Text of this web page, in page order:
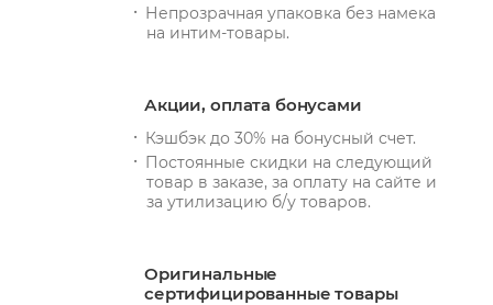
Непрозрачная упаковка без намека
на интим-товары.
Акции, оплата бонусами
Кэшбэк до 30% на бонусный счет.
Постоянные скидки на следующий
товар в заказе, за оплату на сайте и
за утилизацию б/у товаров.
Оригинальные
сертифицированные товары